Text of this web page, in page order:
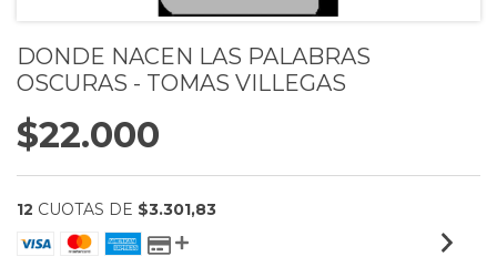
DONDE NACEN LAS PALABRAS
OSCURAS - TOMAS VILLEGAS
$22.000
12 CUOTAS DE $3.301,83